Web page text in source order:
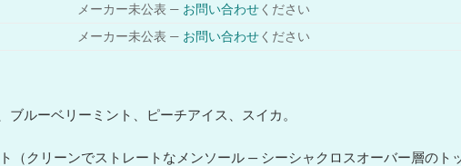
メーカー未公表 — お問い合わせください
メーカー未公表 — お問い合わせください
ルーベリーミント、ピーチアイス、スイカ。
（クリーンでストレートなメンソール — シーシャクロスオーバー層の